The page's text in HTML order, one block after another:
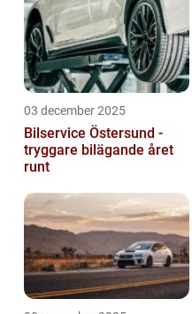
03 december 2025
Bilservice Östersund -
tryggare bilägande året
runt